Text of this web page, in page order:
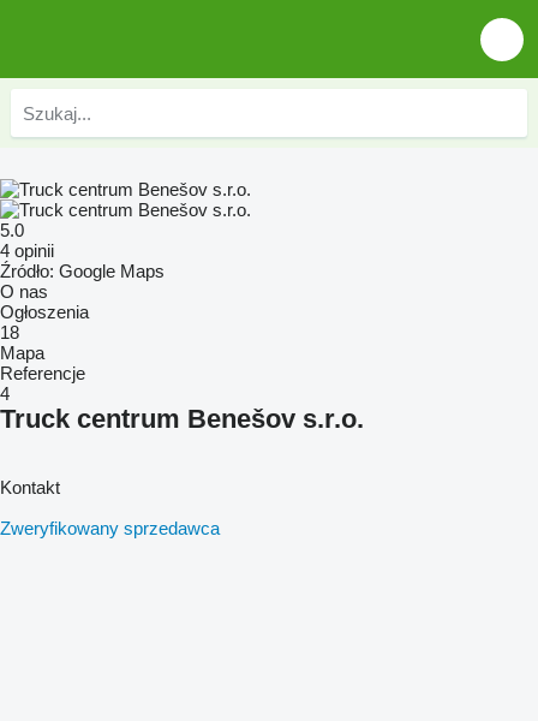
5.0
4 opinii
Źródło: Google Maps
O nas
Ogłoszenia
18
Mapa
Referencje
4
Truck centrum Benešov s.r.o.
Kontakt
Zweryfikowany sprzedawca